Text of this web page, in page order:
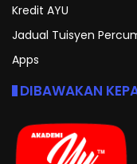
Kredit AYU
Jadual Tuisyen
Apps
DIBAWAKAN